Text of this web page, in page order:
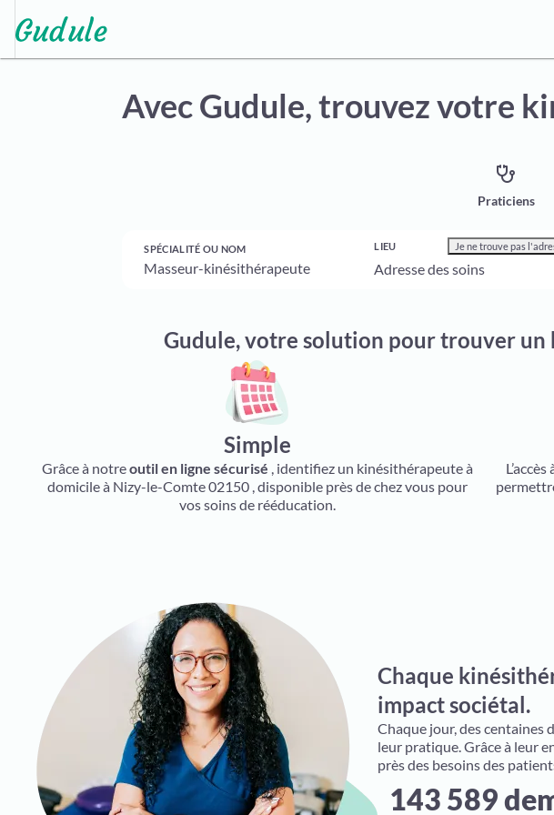
Avec Gudule,trouvez votre
stethoscope
Praticiens
SPÉCIALITÉ OU NOM LIEU Je ne trouve pas
Gudule, votre solution pour trouver
Simple
Grâce à notreoutil en ligne sécurisé , identifiez un kinésithérapeute à
domicile à Nizy-le-Comte 02150 , disponible près de chez vous pour
vos soins de rééducation.
L’accès
Chaque
impact sociétal.
Chaque jour, des
leur pratique. Grâce à leur
près des besoins des
143 589